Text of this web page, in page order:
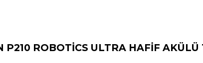
P210 ROBOTİCS ULTRA HAFİF